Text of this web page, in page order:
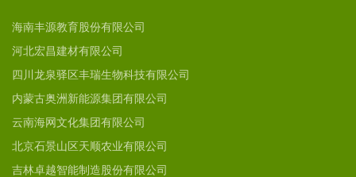
海南丰源教育股份有限公司
河北宏昌建材有限公司
四川龙泉驿区丰瑞生物科技有限公司
内蒙古奥洲新能源集团有限公司
云南海网文化集团有限公司
北京石景山区天顺农业有限公司
吉林卓越智能制造股份有限公司